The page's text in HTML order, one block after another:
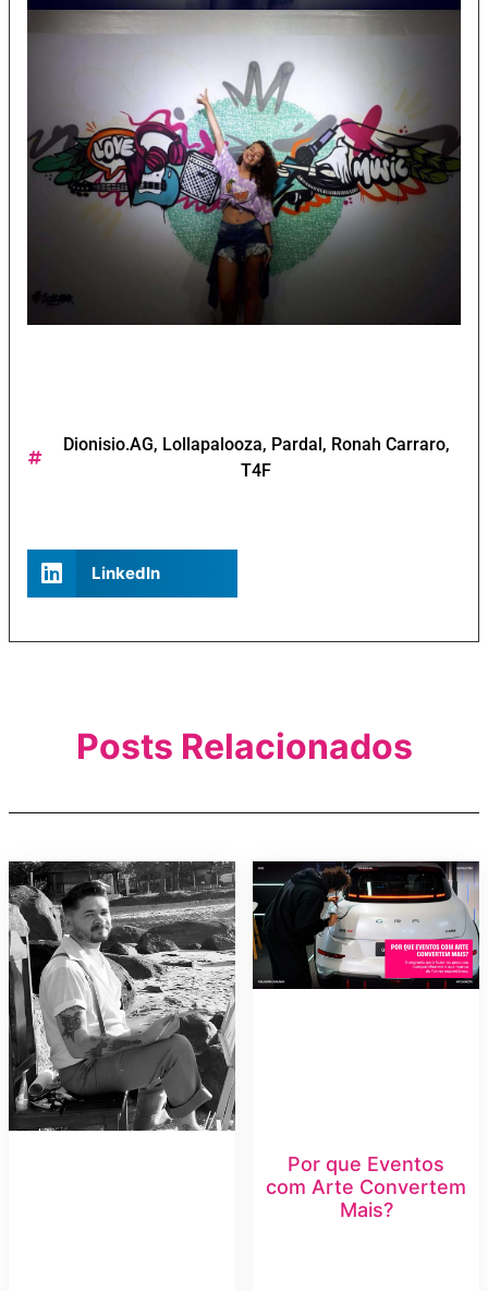
Dionisio.AG, Lollapalooza, Pardal , Ronah Carraro,
T4F
LinkedIn
Posts Relacionados
Por que Eventos
com Arte Convertem
Mais?